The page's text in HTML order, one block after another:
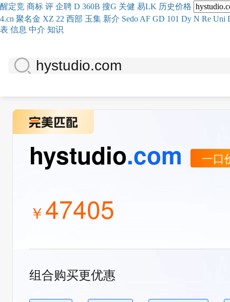
醒定竞 商标 评 企聘 D 360B 搜G 关健 易LK 历史价格
4.cn 聚名金 XZ 22 西部 玉集 新介 Sedo AF GD 101 Dy N Re Uni
表 信息 中介 知识